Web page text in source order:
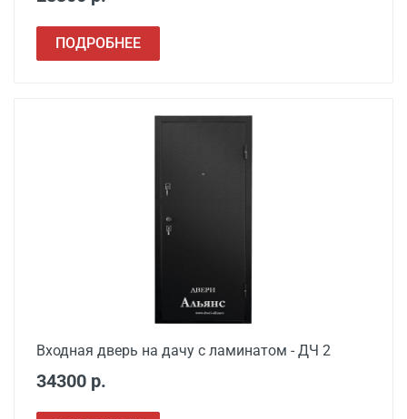
ПОДРОБНЕЕ
Входная дверь на дачу с ламинатом - ДЧ 2
34300 р.